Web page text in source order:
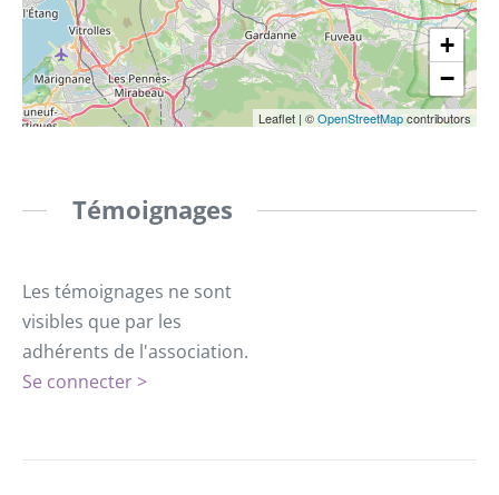
+
−
Leaflet | ©OpenStreetMapcontributors
Témoignages
Les témoignages ne sont
visibles que par les
adhérents de l'association.
Se connecter >